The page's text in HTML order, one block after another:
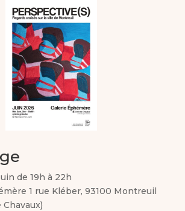
de 19h à 22h
1 rue Kléber, 93100 Montreuil